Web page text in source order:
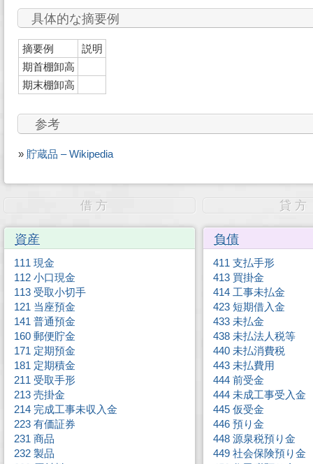
具体的な摘要例
摘要例
説明
期首棚卸高
期末棚卸高
参考
» 貯蔵品 – Wikipedia
借 方
資産
111 現金
112 小口現金
113 受取小切手
121 当座預金
141 普通預金
160 郵便貯金
171 定期預金
181 定期積金
211 受取手形
213 売掛金
214 完成工事未収入金
223 有価証券
231 商品
232 製品
貸
負債
411 支払手形
413 買掛金
414 工事未払金
423 短期借入金
433 未払金
438 未払法人税等
440 未払消費税
443 未払費用
444 前受金
444 未成工事受入金
445 仮受金
446 預り金
448 源泉税預り金
449 社会保険預り金